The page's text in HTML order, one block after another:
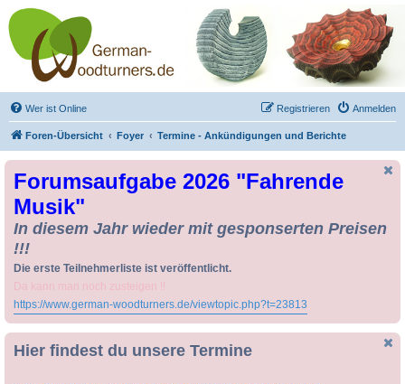
Drechseln und
Kunsthandwerk -
German-Woodturners
*Forum Sauerland*
Der Treffpunkt für Drechsler und Freunde des Kunsthandwerks
Wer ist Online Anmelden
Registrieren
Foren-Übersicht Foyer Termine - Ankündigungen und Berichte
Forumsaufgabe 2026 "Fahrende
Musik"
In diesem Jahr wieder mit gesponserten Preisen
!!!
Die erste Teilnehmerliste ist veröffentlicht.
Da kann man noch zusteigen !!
https://www.german-woodturners.de/viewtopic.php?t=23813
Hier findest du unsere Termine